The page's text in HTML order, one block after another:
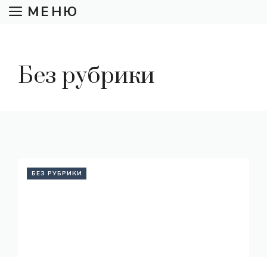
ПерейтиМЕНЮ
Без рубрики
БЕЗ РУБРИКИ